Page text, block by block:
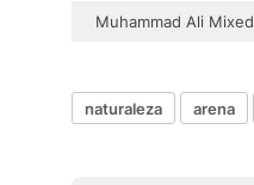
Muhammad Ali Mixed
naturaleza arena